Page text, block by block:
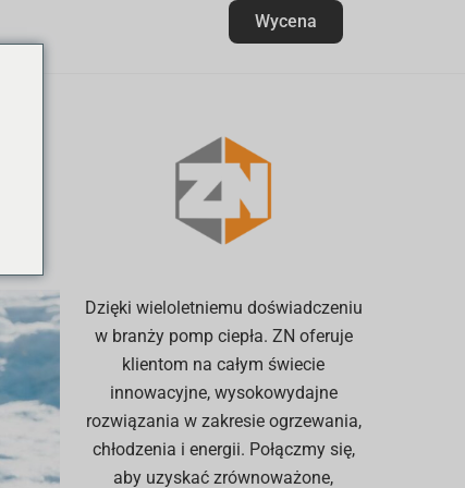
Wycena
Dzięki wieloletniemu doświadczeniu
w branży pomp ciepła. ZN oferuje
klientom na całym świecie
innowacyjne, wysokowydajne
rozwiązania w zakresie ogrzewania,
chłodzenia i energii. Połączmy się,
aby uzyskać zrównoważone,